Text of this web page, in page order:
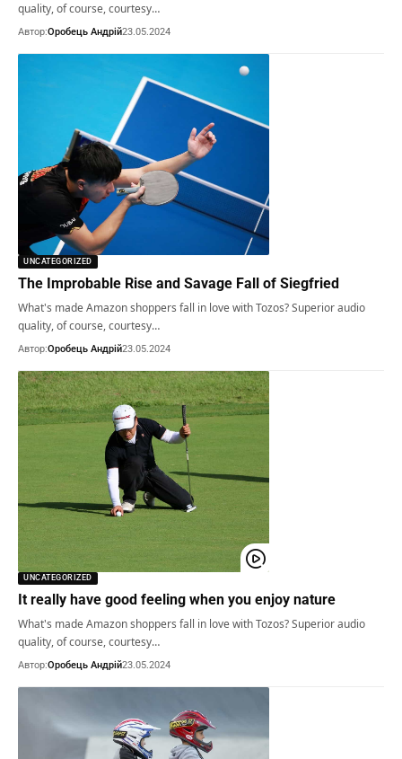
quality, of course, courtesy…
Автор:Оробець Андрій23.05.2024
UNCATEGORIZED
The Improbable Rise and Savage Fall of Siegfried
What's made Amazon shoppers fall in love with Tozos? Superior audio
quality, of course, courtesy…
Автор:Оробець Андрій23.05.2024
UNCATEGORIZED
It really have good feeling when you enjoy nature
What's made Amazon shoppers fall in love with Tozos? Superior audio
quality, of course, courtesy…
Автор:Оробець Андрій23.05.2024